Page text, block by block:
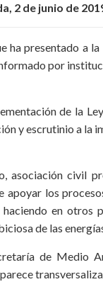
2 de junio de
ha presentado a
por
de la
y escrutinio a la
asociación civil
los
en otros
de las
de Medio